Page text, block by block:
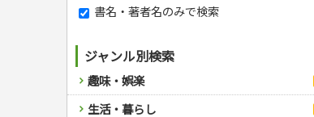
書名・著者名のみで検索
ジャンル別検索
趣味・娯楽
スポーツ
生活・暮らし